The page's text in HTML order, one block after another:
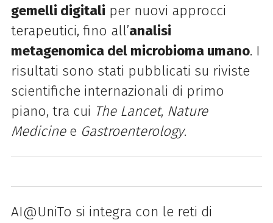
gemelli digitali per nuovi approcci
terapeutici, fino all’analisi
metagenomica del microbioma umano. I
risultati sono stati pubblicati su riviste
scientifiche internazionali di primo
piano, tra cui The Lancet, Nature
Medicinee Gastroenterology.
AI@UniTo si integra con le reti di